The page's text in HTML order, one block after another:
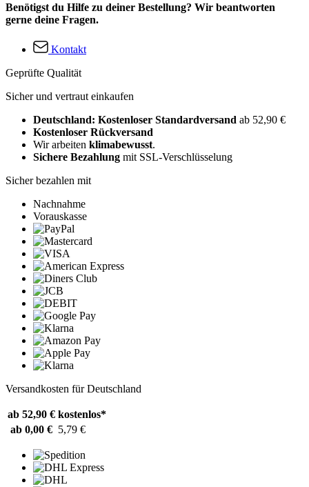
Benötigst du Hilfe zu deiner Bestellung? Wir beantworten
gerne deine Fragen.
Kontakt
Geprüfte Qualität
Sicher und vertraut einkaufen
Deutschland: Kostenloser Standardversand ab 52,90 €
Kostenloser Rückversand
Wir arbeiten klimabewusst.
Sichere Bezahlung mit SSL-Verschlüsselung
Sicher bezahlen mit
Nachnahme
Vorauskasse
Versandkosten für Deutschland
ab 52,90 € kostenlos*
ab 0,00 € 5,79 €